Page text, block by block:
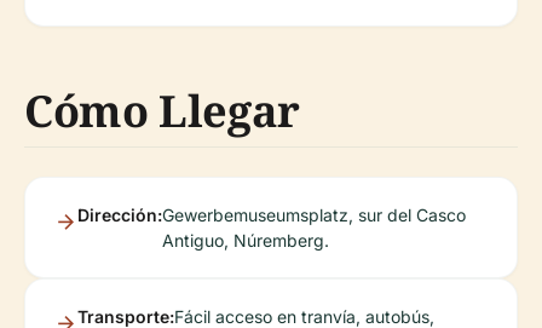
Cómo Llegar
Dirección:Gewerbemuseumsplatz, sur del Casco
Antiguo, Núremberg.
Transporte:Fácil acceso en tranvía, autobús,